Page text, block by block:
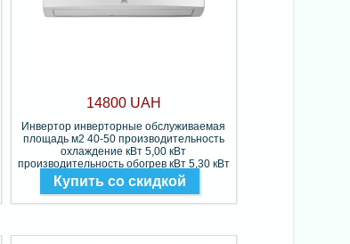
14800 UAH
Инвертор инверторные обслуживаемая
площадь м2 40-50 производительность
охлаждение кВт 5,00 кВт
производительность обогрев кВт 5,30 кВт
Фреон R-32
Купить со скидкой